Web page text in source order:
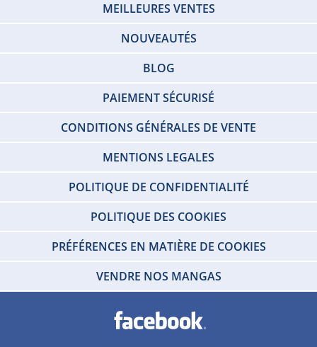
MEILLEURES VENTES
NOUVEAUTÉS
BLOG
PAIEMENT SÉCURISÉ
CONDITIONS GÉNÉRALES DE VENTE
MENTIONS LEGALES
POLITIQUE DE CONFIDENTIALITÉ
POLITIQUE DES COOKIES
PRÉFÉRENCES EN MATIÈRE DE COOKIES
VENDRE NOS MANGAS